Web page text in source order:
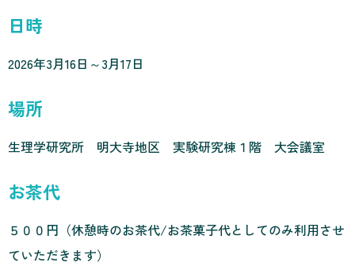
日時
2026年3月16日～3月17日
場所
生理学研究所 明大寺地区 実験研究棟１階 大会議室
お茶代
５００円（休憩時のお茶代/お茶菓子代としてのみ利用させ
ていただきます）